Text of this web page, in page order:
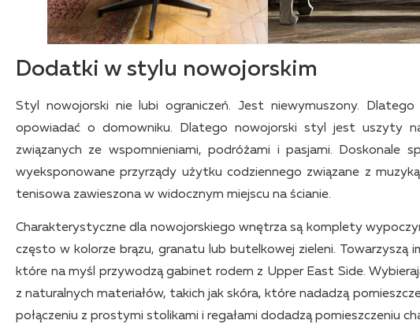
Dodatki w stylu nowojorskim
Styl nowojorski nie lubi ograniczeń. Jest niewymuszony.
opowiadać o domowniku. Dlatego nowojorski styl jest uszyty
związanych ze wspomnieniami, podróżami i pasjami. Doskonale
wyeksponowane przyrządy użytku codziennego związane z
tenisowa zawieszona w widocznym miejscu na ścianie.
Charakterystyczne dla nowojorskiego wnętrza są komplety
często w kolorze brązu, granatu lub butelkowej zieleni. Towarzyszą
które na myśl przywodzą gabinet rodem z Upper East Side.
z naturalnych materiałów, takich jak skóra, które nadadzą
połączeniu z prostymi stolikami i regałami dodadzą pomieszczeniu